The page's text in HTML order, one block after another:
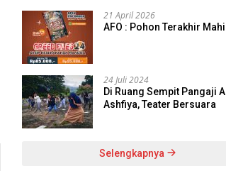
21 April 2026
AFO : Pohon Terakhir
24 Juli 2024
Di Ruang Sempit Pangaji
Ashfiya, Teater Bersuara
Selengkapnya